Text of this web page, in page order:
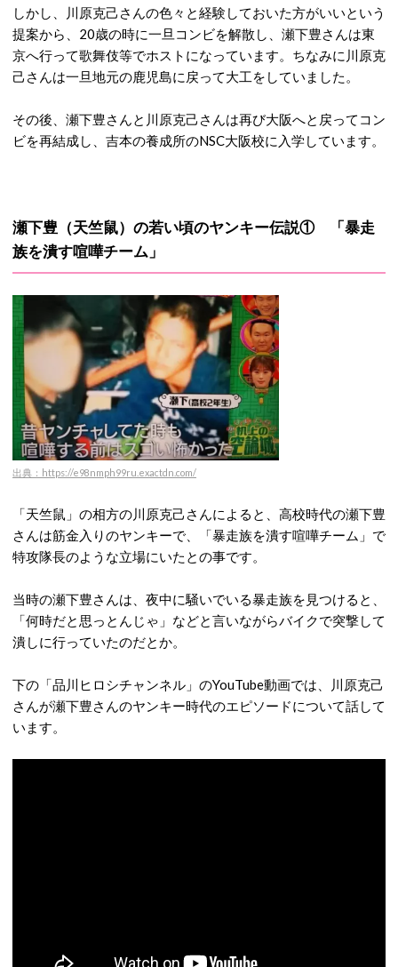
しかし、川原克己さんの色々と経験しておいた方がいいという
提案から、20歳の時に一旦コンビを解散し、瀬下豊さんは東
京へ行って歌舞伎等でホストになっています。ちなみに川原克
己さんは一旦地元の鹿児島に戻って大工をしていました。
その後、瀬下豊さんと川原克己さんは再び大阪へと戻ってコン
ビを再結成し、吉本の養成所のNSC大阪校に入学しています。
瀬下豊（天竺鼠）の若い頃のヤンキー伝説① 「暴走
族を潰す喧嘩チーム」
出典：https://e98nmph99ru.exactdn.com/
「天竺鼠」の相方の川原克己さんによると、高校時代の瀬下豊
さんは筋金入りのヤンキーで、「暴走族を潰す喧嘩チーム」で
特攻隊長のような立場にいたとの事です。
当時の瀬下豊さんは、夜中に騒いでいる暴走族を見つけると、
「何時だと思っとんじゃ」などと言いながらバイクで突撃して
潰しに行っていたのだとか。
下の「品川ヒロシチャンネル」のYouTube動画では、川原克己
さんが瀬下豊さんのヤンキー時代のエピソードについて話して
います。